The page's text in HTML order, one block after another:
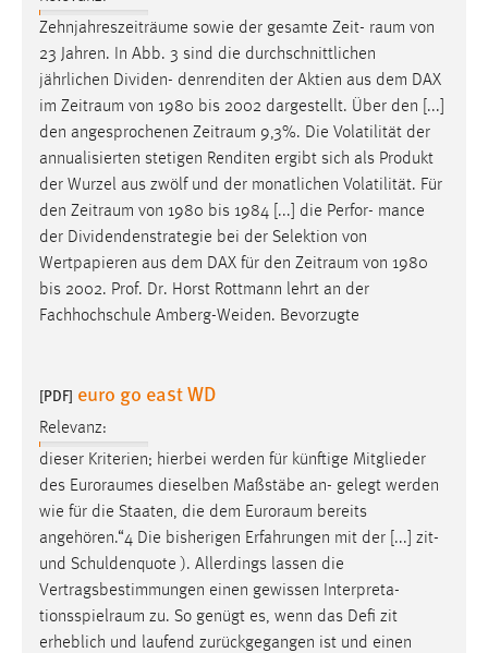
Zehnjahreszeiträume sowie der gesamte Zeit- raum von
23 Jahren. In Abb. 3 sind die durchschnittlichen
jährlichen Dividen- denrenditen der Aktien aus dem DAX
im Zeitraum von 1980 bis 2002 dargestellt. Über den [...]
den angesprochenen Zeitraum 9,3%. Die Volatilität der
annualisierten stetigen Renditen ergibt sich als Produkt
der Wurzel aus zwölf und der monatlichen Volatilität. Für
den Zeitraum von 1980 bis 1984 [...] die Perfor- mance
der Dividendenstrategie bei der Selektion von
Wertpapieren aus dem DAX für den Zeitraum von 1980
bis 2002. Prof. Dr. Horst Rottmann lehrt an der
Fachhochschule Amberg-Weiden. Bevorzugte
[PDF] euro go east WD
Relevanz:
dieser Kriterien; hierbei werden für künftige Mitglieder
des Euroraumes dieselben Maßstäbe an- gelegt werden
wie für die Staaten, die dem Euroraum bereits
angehören.“4 Die bisherigen Erfahrungen mit der [...] zit-
und Schuldenquote ). Allerdings lassen die
Vertragsbestimmungen einen gewissen Interpreta-
tionsspielraum zu. So genügt es, wenn das Defi zit
erheblich und laufend zurückgegangen ist und einen